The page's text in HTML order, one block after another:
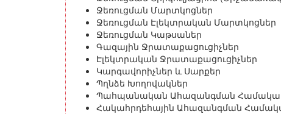
Ջեռուցման Մարտկոցներ
Ջեռուցման Էլեկտրական Մարտկոցներ
Ջեռուցման Կաթսաներ
Գազային Ջրատաքացուցիչներ
Էլեկտրական Ջրատաքացուցիչներ
Կարգավորիչներ և Սարքեր
Պղնձե Խողովակներ
Պահպանական Ահազանգման
Հակահրդեհային Ահազանգման